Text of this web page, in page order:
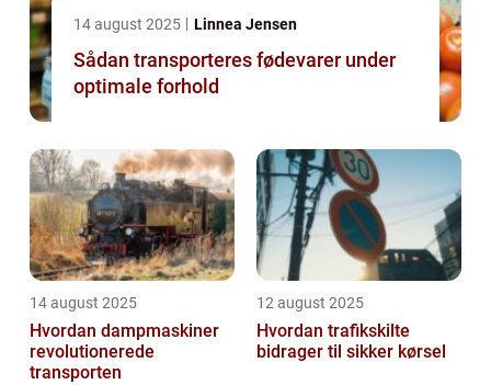
14 august 2025 Linnea Jensen
Sådan transporteres fødevarer under
optimale forhold
14 august 2025
Hvordan dampmaskiner
revolutionerede
transporten
12 august 2025
Hvordan trafikskilte
bidrager til sikker kørsel